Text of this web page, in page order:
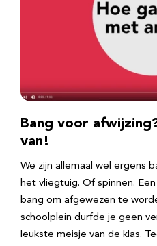
Bang voor
van!
We zijn allemaal wel ergens
het vliegtuig. Of spinnen.
bang om afgewezen te
schoolplein durfde je geen
leukste meisje van de klas.